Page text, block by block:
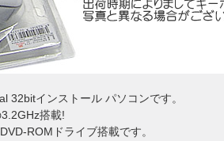
32bitインストール パソコンです。
搭載!
ROMドライブ搭載です。